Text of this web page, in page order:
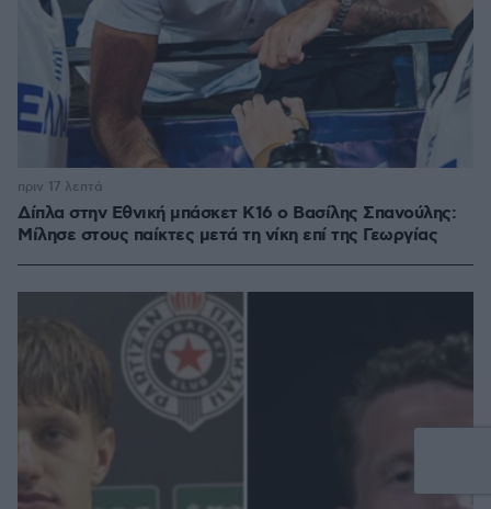
Δίπλα στην Εθνική μπάσκετ Κ16 ο Βασίλης Σπανούλης:
Μίλησε στους παίκτες μετά τη νίκη επί της Γεωργίας
πριν 17 λεπτά